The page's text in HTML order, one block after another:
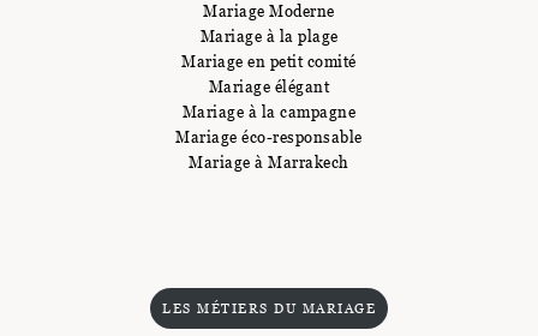
Mariage Moderne
Mariage à la plage
Mariage en petit comité
Mariage élégant
Mariage à la campagne
Mariage éco-responsable
Mariage à Marrakech
LES MÉTIERS DU MARIAGE